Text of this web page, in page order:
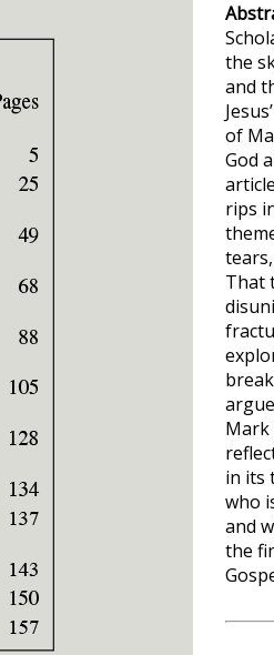
the
and
of
God
rips
That
Mark
in its
who
and
the